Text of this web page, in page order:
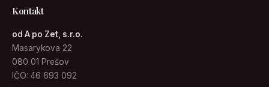
Kontakt
od A po Zet, s.r.o.
Masarykova 22
080 01 Prešov
IČO: 46 693 092